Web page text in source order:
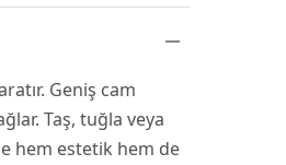
Geniş cam
Taş, tuğla veya
hem estetik hem de